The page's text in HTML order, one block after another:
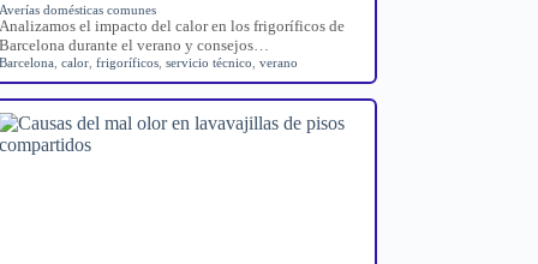
Averías domésticas comunes
Analizamos el impacto del calor en los frigoríficos de
Barcelona durante el verano y consejos…
Barcelona ,calor ,frigoríficos ,servicio técnico ,verano